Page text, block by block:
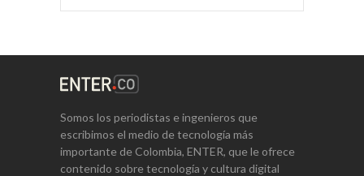
Somos los periodistas e ingenieros que
escribimos el medio de tecnología más
importante de Colombia, ENTER, que le ofrece
contenido sobre tecnología y cultura digital